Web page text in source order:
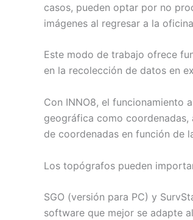
casos, pueden optar por no
imágenes al regresar a la
Este modo de trabajo ofrece
en la recolección de datos en
Con INNO8, el funcionamiento
geográfica como
de coordenadas en función de
Los topógrafos pueden
SGO (versión para PC) y
software que mejor se adapte